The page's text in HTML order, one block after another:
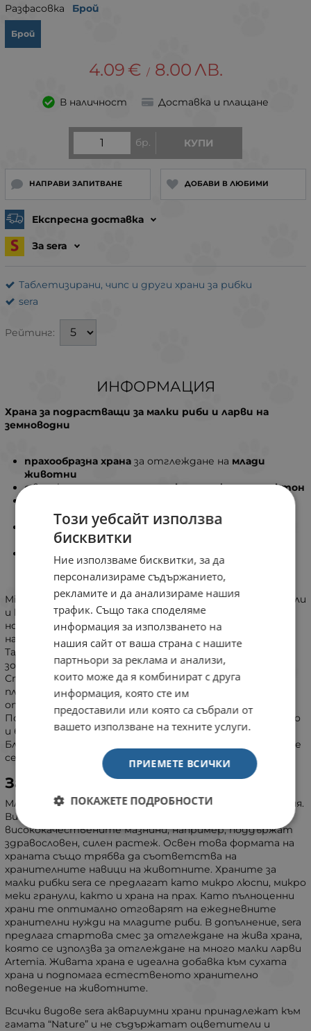
Разфасовка Брой
Брой
4.09 € / 8.00ЛВ.
В наличност Доставка и плащане
бр. КУПИ
НАПРАВИ ЗАПИТВАНЕ ДОБАВИ В ЛЮБИМИ
Експресна доставка
За sera
Таблетизирани, чипс и други храни за рибки
sera
Рейтинг:
ИНФОРМАЦИЯ
Храна за подрастващи за малки риби и ларви на
земноводни
прахообразна храна за отглеждане на млади
животни
с висок процент назоопланктон и фитопланктон
наподобява естествен планктон
подпомага здравословното развитие
укрепваимунната система
отлична смилаемост – не замърсява водата
Micron Powder е храна за подрастващи без оцветители
и консерванти за здравословно хранене на
новоизлюпени риби и ларви на земноводни, както и
науплии Artemia в прясна и морска вода.
Тази фина прахообразна храна съдържа както
зоопланктон (18% крил), така и фитопланктон (51%
Спирулина) и се състои от малки частици, които
плуват във водата. По този начин Micron Powder
оптимално наподобява естествения планктон.
Подпомага здравия растеж, имунната система, както
и бързото развитие и оцветяване.
Благодарение на отличната си смилаемост водата не
се замърсява ненужно.
За оптимален старт
Младите риби имат специални хранителни изисквания.
Високото количество протеини и
висококачествените мазнини, например, поддържат
здравословен, силен растеж. Освен това формата на
храната също трябва да съответства на
хранителните навици на животните. Храните за
малки рибки sera се предлагат като микро люспи, микро
меки гранули, както и храна на прах. Като пълноценни
храни те оптимално отговарят на ежедневните
хранителни нужди на младите риби. В допълнение, sera
предлага стартова смес за отглеждане на жива храна,
която се използва за отглеждане на много малки ларви
Artemia. Живата храна е идеална добавка към сухата
храна и подпомага естественото хранително
поведение на животните.
Всички видове sera аквариумни храни принадлежат към
гамата “Nature” и не съдържатат оцветители и
Този уебсайт използва
бисквитки
Ние използваме бисквитки, за да
персонализираме съдържанието,
рекламите и да анализираме нашия
трафик. Също така споделяме
информация за използването на
нашия сайт от ваша страна с нашите
партньори за реклама и анализи,
които може да я комбинират с друга
информация, която сте им
предоставили или която са събрали от
вашето използване на техните услуги.
ПРИЕМЕТЕ ВСИЧКИ
ПОКАЖЕТЕ ПОДРОБНОСТИ